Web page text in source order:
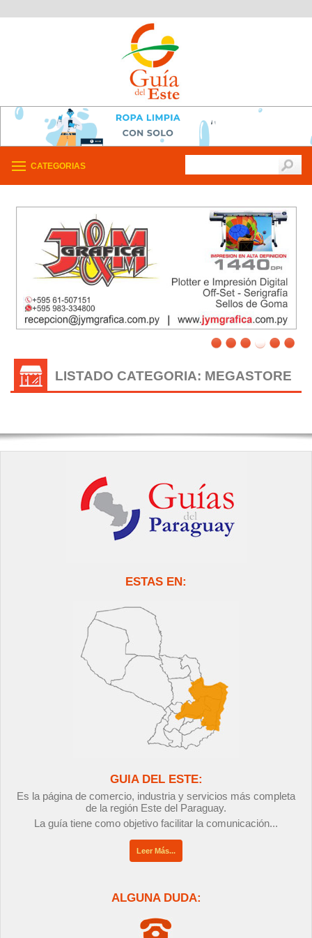
CATEGORIAS
LISTADO CATEGORIA: MEGASTORE
ESTAS EN:
GUIA DEL ESTE:
Es la página de comercio, industria y servicios más completa
de la región Este del Paraguay.
La guía tiene como objetivo facilitar la comunicación...
Leer Más...
ALGUNA DUDA: